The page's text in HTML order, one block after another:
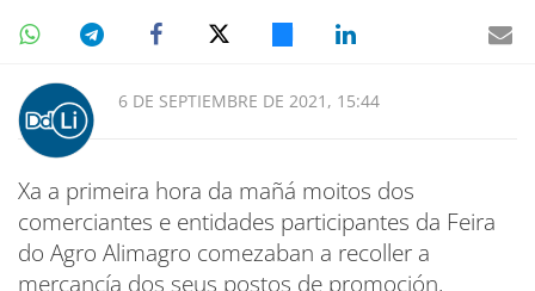
6 DE SEPTIEMBRE DE 2021, 15:44
Xa a primeira hora da mañá moitos dos
comerciantes e entidades participantes da Feira
do Agro Alimagro comezaban a recoller a
mercancía dos seus postos de promoción,